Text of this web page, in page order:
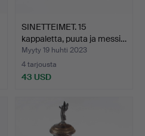
SINETTEIMET. 15
kappaletta, puuta ja messi…
Myyty 19 huhti 2023
4 tarjousta
43 USD